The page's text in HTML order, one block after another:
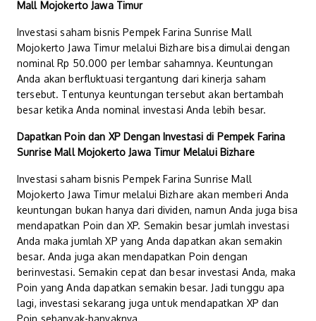
Mall Mojokerto Jawa Timur
Investasi saham bisnis Pempek Farina Sunrise Mall
Mojokerto Jawa Timur melalui Bizhare bisa dimulai dengan
nominal Rp 50.000 per lembar sahamnya. Keuntungan
Anda akan berfluktuasi tergantung dari kinerja saham
tersebut. Tentunya keuntungan tersebut akan bertambah
besar ketika Anda nominal investasi Anda lebih besar.
Dapatkan Poin dan XP Dengan Investasi di Pempek Farina
Sunrise Mall Mojokerto Jawa Timur Melalui Bizhare
Investasi saham bisnis Pempek Farina Sunrise Mall
Mojokerto Jawa Timur melalui Bizhare akan memberi Anda
keuntungan bukan hanya dari dividen, namun Anda juga bisa
mendapatkan Poin dan XP. Semakin besar jumlah investasi
Anda maka jumlah XP yang Anda dapatkan akan semakin
besar. Anda juga akan mendapatkan Poin dengan
berinvestasi. Semakin cepat dan besar investasi Anda, maka
Poin yang Anda dapatkan semakin besar. Jadi tunggu apa
lagi, investasi sekarang juga untuk mendapatkan XP dan
Poin sebanyak-banyaknya.